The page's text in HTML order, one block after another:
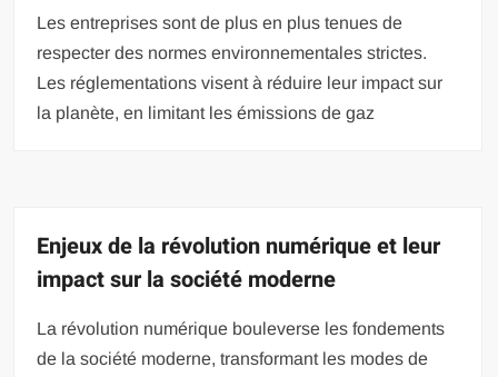
Les entreprises sont de plus en plus tenues de
respecter des normes environnementales strictes.
Les réglementations visent à réduire leur impact sur
la planète, en limitant les émissions de gaz
Enjeux de la révolution numérique et leur
impact sur la société moderne
La révolution numérique bouleverse les fondements
de la société moderne, transformant les modes de